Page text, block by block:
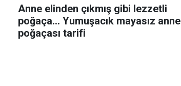
Anne elinden çıkmış gibi lezzetli
poğaça... Yumuşacık mayasız anne
poğaçası tarifi